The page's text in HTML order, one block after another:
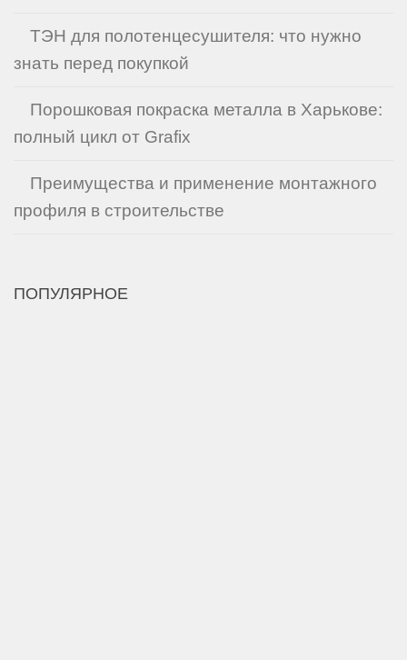
ТЭН для полотенцесушителя: что нужно
знать перед покупкой
Порошковая покраска металла в Харькове:
полный цикл от Grafix
Преимущества и применение монтажного
профиля в строительстве
ПОПУЛЯРНОЕ